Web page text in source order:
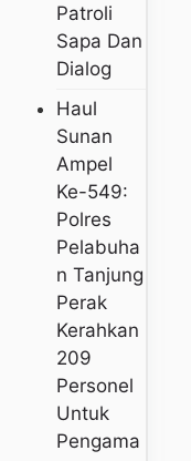
Patroli
Sapa Dan
Dialog
Haul
Sunan
Ampel
Ke-549:
Polres
Pelabuha
N Tanjung
Perak
Kerahkan
209
Personel
Untuk
Pengama